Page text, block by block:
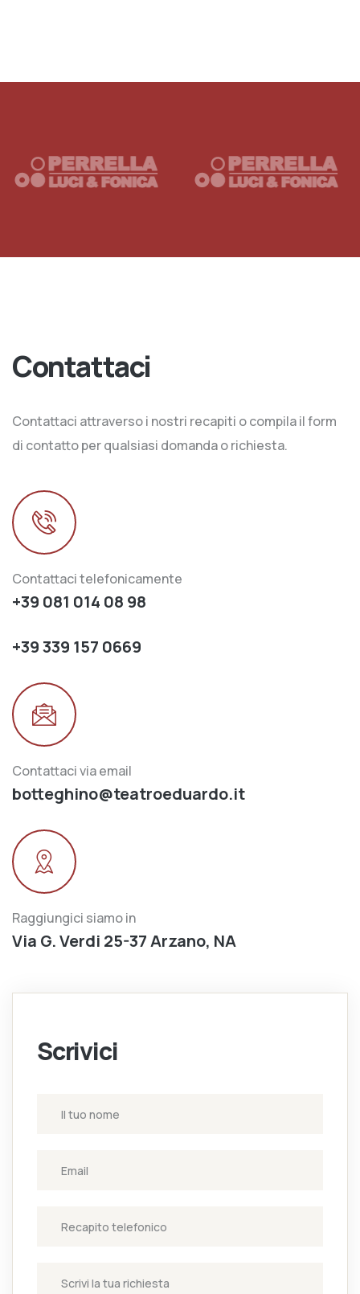
Contattaci
Contattaci attraverso i nostri recapiti o compila il form
di contatto per qualsiasi domanda o richiesta.
Contattaci telefonicamente
+39 081 014 08 98
+39 339 157 0669
Contattaci via email
botteghino@teatroeduardo.it
Raggiungici siamo in
Via G. Verdi 25-37 Arzano, NA
Scrivici